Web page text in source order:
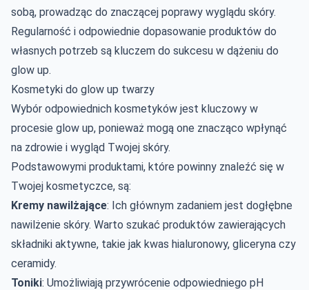
sobą, prowadząc do znaczącej poprawy wyglądu skóry.
Regularność i odpowiednie dopasowanie produktów do
własnych potrzeb są kluczem do sukcesu w dążeniu do
glow up.
Kosmetyki do glow up twarzy
Wybór odpowiednich kosmetyków jest kluczowy w
procesie glow up, ponieważ mogą one znacząco wpłynąć
na zdrowie i wygląd Twojej skóry.
Podstawowymi produktami, które powinny znaleźć się w
Twojej kosmetyczce, są:
Kremy nawilżające: Ich głównym zadaniem jest dogłębne
nawilżenie skóry. Warto szukać produktów zawierających
składniki aktywne, takie jak kwas hialuronowy, gliceryna czy
ceramidy.
Toniki: Umożliwiają przywrócenie odpowiedniego pH